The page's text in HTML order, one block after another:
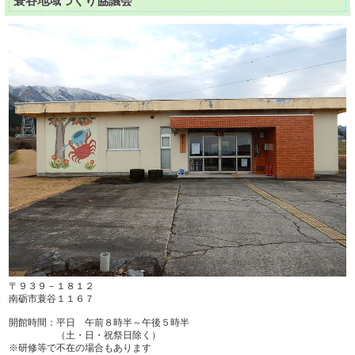
〒９３９－１８１２
南砺市蓑谷１１６７
開館時間：平日 午前８時半～午後５時半
（土・日・祝祭日除く）
※研修等で不在の場合もあります